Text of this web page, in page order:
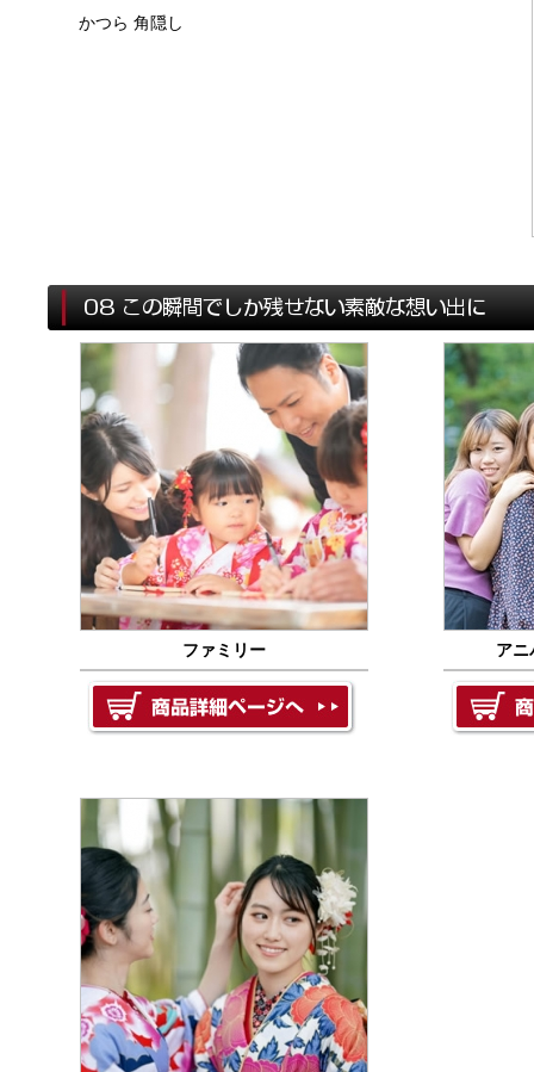
かつら 角隠し
ファミリー アニ